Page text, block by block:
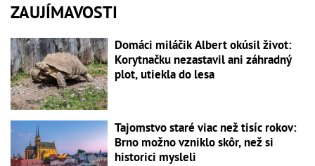
ZAUJÍMAVOSTI
Domáci miláčik Albert okúsil život:
Korytnačku nezastavil ani záhradný
plot, utiekla do lesa
Tajomstvo staré viac než tisíc rokov:
Brno možno vzniklo skôr, než si
historici mysleli